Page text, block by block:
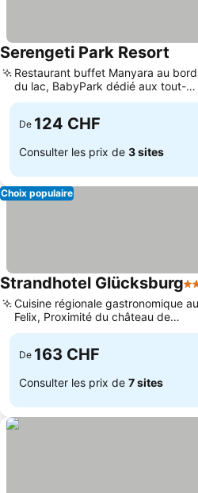
Serengeti Park Resort
Restaurant buffet Manyara au bord
du lac, BabyPark dédié aux tout-
petits
De 124 CHF
Consulter les prix de 3 sites
Choix populaire
Strandhotel Glücksburg4
Cuisine régionale gastronomique au
Felix, Proximité du château de
Glücksburg
De 163 CHF
Consulter les prix de 7 sites